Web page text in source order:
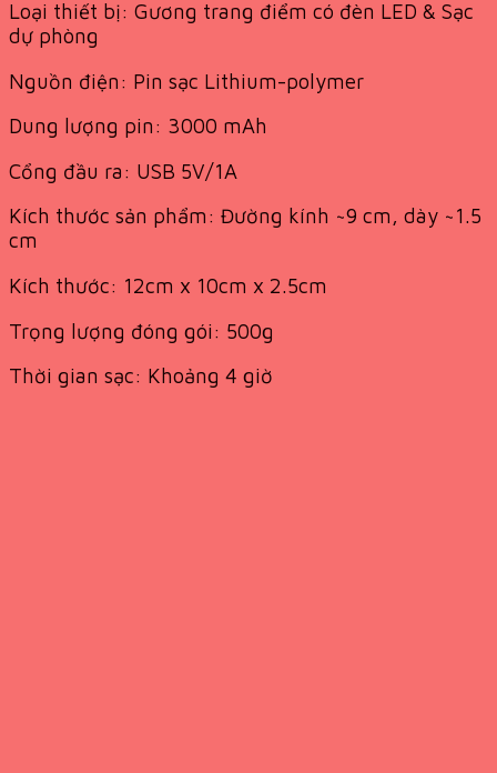
Loại thiết bị: Gương trang điểm có đèn LED & Sạc
dự phòng
Nguồn điện: Pin sạc Lithium-polymer
Dung lượng pin: 3000 mAh
Cổng đầu ra: USB 5V/1A
Kích thước sản phẩm: Đường kính ~9 cm, dày ~1.5
cm
Kích thước: 12cm x 10cm x 2.5cm
Trọng lượng đóng gói: 500g
Thời gian sạc: Khoảng 4 giờ